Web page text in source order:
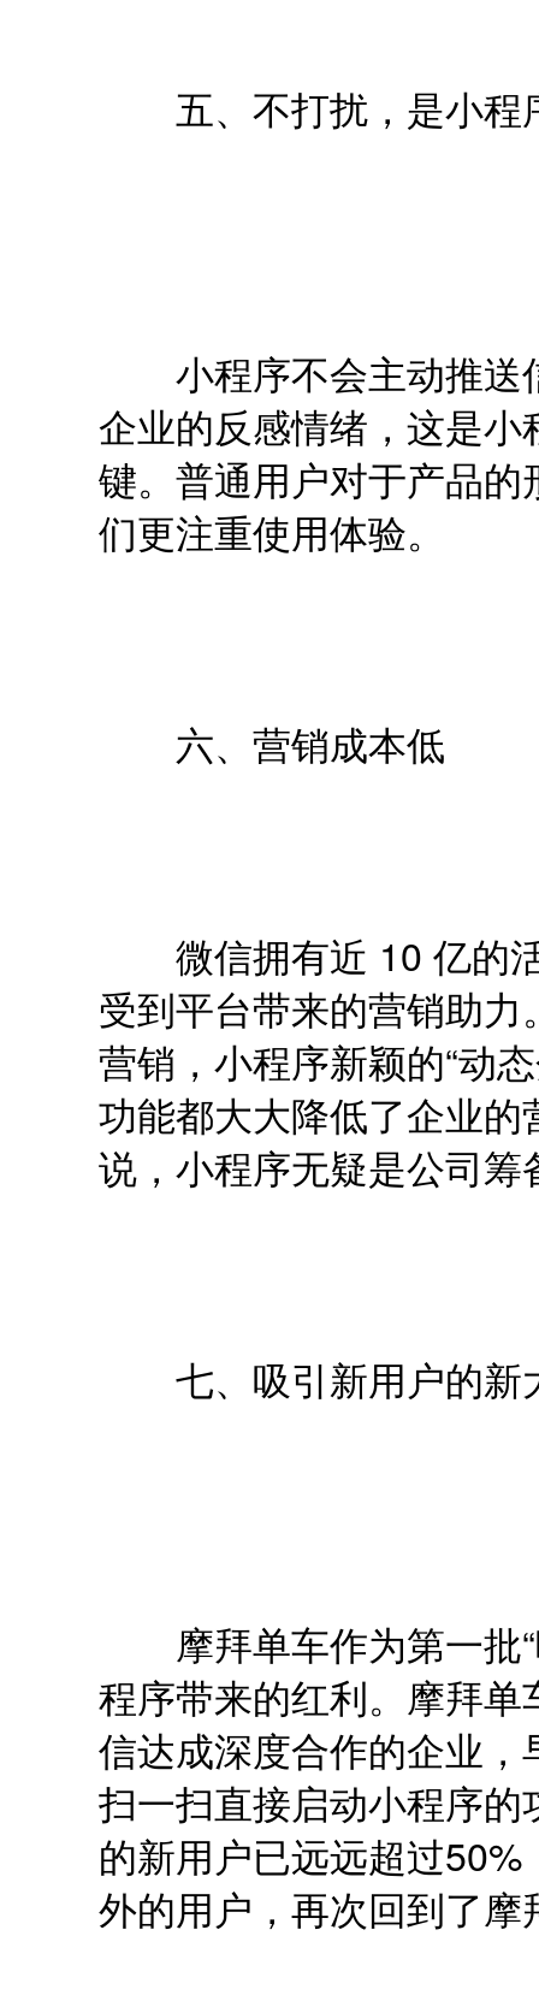
五、不打扰，是小程
小程序不会主动推送
企业的反感情绪，这是
键。普通用户对于产品
们更注重使用体验。
六、营销成本低
微信拥有近 10 亿的
受到平台带来的营销助
营销，小程序新颖的“动
功能都大大降低了企业
说，小程序无疑是公司
七、吸引新用户的新
摩拜单车作为第一批“
程序带来的红利。摩拜
信达成深度合作的企业
扫一扫直接启动小程序
的新用户已远远超过
外的用户，再次回到了摩